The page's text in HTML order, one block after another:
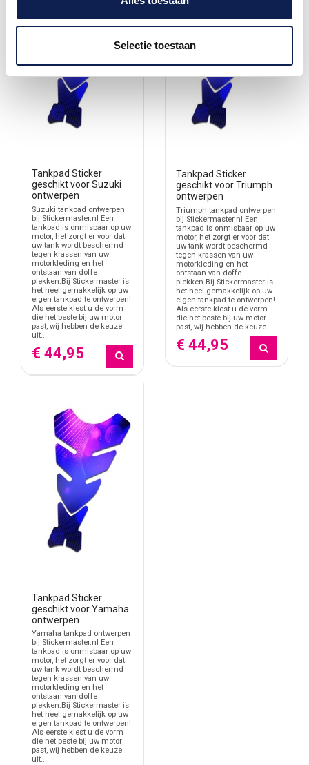
Selectie toestaan
Tankpad Sticker
geschikt voor Suzuki
ontwerpen
Suzuki tankpad ontwerpen
bij Stickermaster.nl Een
tankpad is onmisbaar op uw
motor, het zorgt er voor dat
uw tank wordt beschermd
tegen krassen van uw
motorkleding en het
ontstaan van doffe
plekken.Bij Stickermaster is
het heel gemakkelijk op uw
eigen tankpad te ontwerpen!
Als eerste kiest u de vorm
die het beste bij uw motor
past, wij hebben de keuze
uit...
€ 44,95
Tankpad Sticker
geschikt voor Triumph
ontwerpen
Triumph tankpad ontwerpen
bij Stickermaster.nl Een
tankpad is onmisbaar op uw
motor, het zorgt er voor dat
uw tank wordt beschermd
tegen krassen van uw
motorkleding en het
ontstaan van doffe
plekken.Bij Stickermaster is
het heel gemakkelijk op uw
eigen tankpad te ontwerpen!
Als eerste kiest u de vorm
die het beste bij uw motor
past, wij hebben de keuze...
€ 44,95
Tankpad Sticker
geschikt voor Yamaha
ontwerpen
Yamaha tankpad ontwerpen
bij Stickermaster.nl Een
tankpad is onmisbaar op uw
motor, het zorgt er voor dat
uw tank wordt beschermd
tegen krassen van uw
motorkleding en het
ontstaan van doffe
plekken.Bij Stickermaster is
het heel gemakkelijk op uw
eigen tankpad te ontwerpen!
Als eerste kiest u de vorm
die het beste bij uw motor
past, wij hebben de keuze
uit...